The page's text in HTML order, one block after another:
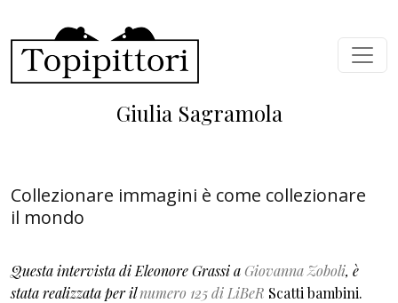
Giulia Sagramola
Collezionare immagini è come collezionare
il mondo
Questa intervista di Eleonore Grassi aGiovanna Zoboli, è
stata realizzata per ilnumero 125 di LiBeR Scatti bambini.